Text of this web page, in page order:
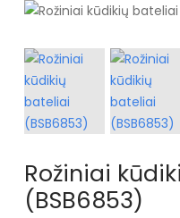
Rožiniai
(BSB6853)